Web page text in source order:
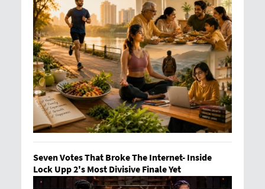
Seven Votes That Broke The Internet- Inside
Lock Upp 2's Most Divisive Finale Yet